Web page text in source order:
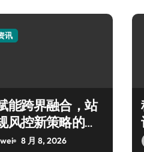
讯
能跨界融合，站
风控新策略的科
之道8 月 8, 2026